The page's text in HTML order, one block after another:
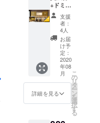
状況を
確認の
上、弊
社ホー
ムペー
ジまた
はお電
話にて
お願い
致しま
の際
に、
予約は
空室状
況を確
認の
上、弊
社ホー
ムペー
ジまた
はお電
話のみ
にてお
願い致
利用方
法〉 リ
ターン
確定
後、
「みら
いの宿
泊券」
メール
を送信
致しま
す。 ご
で 色々
な事が
できま
す！
（部屋
も個別
カプセ
ルなの
で3密に
はなり
にくい
ホステ
ルで
す。）
+ドミト
リー宿
泊12泊
付】 ホ
ステル
二木
１F写真
の部分
に御社
のCMさ
せて頂
きま
す！ ス
タート
支援
者：
4人
お届
け予
定：
2020
年08
月
詳細を見る
こ
の
リ
タ
ー
ン
を
選
択
す
る